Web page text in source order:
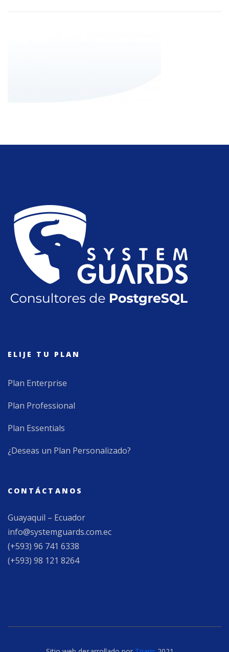
ELIJE TU PLAN
Plan Enterprise
Plan Professional
Plan Essentials
¿Deseas un Plan Personalizado?
CONTÁCTANOS
Guayaquil – Ecuador
info@systemguards.com.ec
(+593) 96 741 6338
(+593) 98 121 8264